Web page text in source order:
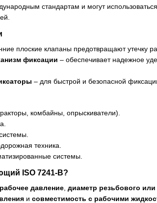
стандартам и могут
плоские клапаны предотвращают утечку
фиксации – обеспечивает надежное
– для быстрой и безопасной
комбайны, опрыскиватели).
техника.
системы.
ISO 7241-B?
рабочее давление диаметр резьбового
и совместимость с рабочими